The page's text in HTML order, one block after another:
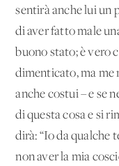
sentirà anche lui un
di aver fatto male
buono stato; è vero
dimenticato, ma me
anche costui – e se
di questa cosa e si
dirà: “Io da qualche
non aver la mia